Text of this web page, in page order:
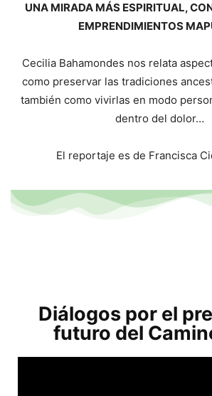
UNA MIRADA MÁS ESPIRITUAL,
EMPRENDIMIENTOS
Cecilia Bahamondes nos relata
como preservar las tradiciones
también como vivirlas en modo
dentro del dolor…
El reportaje es de Francisca
Diálogos por el
futuro del